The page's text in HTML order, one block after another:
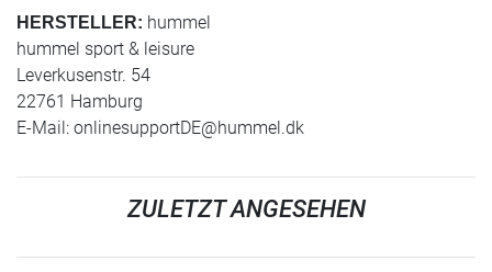
HERSTELLER: hummel
hummel sport & leisure
Leverkusenstr. 54
22761 Hamburg
E-Mail: onlinesupportDE@hummel.dk
ZULETZT ANGESEHEN